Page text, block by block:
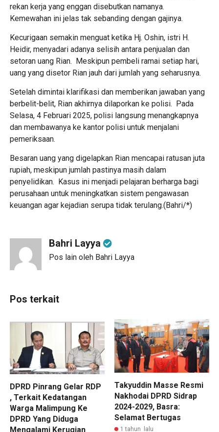
rekan kerja yang enggan disebutkan namanya.
Kemewahan ini jelas tak sebanding dengan gajinya.
Kecurigaan semakin menguat ketika Hj. Oshin, istri H.
Heidir, menyadari adanya selisih antara penjualan dan
setoran uang Rian. Meskipun pembeli ramai setiap hari,
uang yang disetor Rian jauh dari jumlah yang seharusnya.
Setelah dimintai klarifikasi dan memberikan jawaban yang
berbelit-belit, Rian akhirnya dilaporkan ke polisi. Pada
Selasa, 4 Februari 2025, polisi langsung menangkapnya
dan membawanya ke kantor polisi untuk menjalani
pemeriksaan.
Besaran uang yang digelapkan Rian mencapai ratusan juta
rupiah, meskipun jumlah pastinya masih dalam
penyelidikan. Kasus ini menjadi pelajaran berharga bagi
perusahaan untuk meningkatkan sistem pengawasan
keuangan agar kejadian serupa tidak terulang.(Bahri/*)
Bahri Layya
Pos lain oleh Bahri Layya
Pos terkait
DPRD Pinrang Gelar RDP
, Terkait Kedatangan
Warga Malimpung Ke
DPRD Yang Diduga
Mengalami Kerugian
Takyuddin Masse Resmi
Nakhodai DPRD Sidrap
2024-2029, Basra:
Selamat Bertugas
1 tahun lalu